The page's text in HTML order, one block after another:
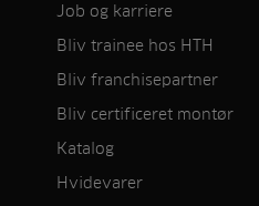
Job og karriere
Bliv trainee hos HTH
Bliv franchisepartner
Bliv certificeret montør
Katalog
Hvidevarer